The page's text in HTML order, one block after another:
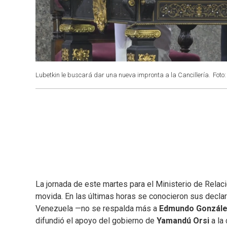
Lubetkin le buscará dar una nueva impronta a la Cancillería.
La jornada de este martes para el Ministerio de
movida. En las últimas horas se conocieron sus
Venezuela —no se respalda más a Edmundo
difundió el apoyo del gobierno de Yamandú Orsi a la